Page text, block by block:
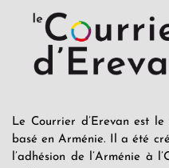
Le Courrier d’Erevan est
basé en Arménie. Il a été
l’adhésion de l’Arménie à